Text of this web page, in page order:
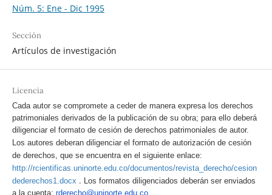
Núm. 5: Ene - Dic 1995
Sección
Artículos de investigación
Licencia
Cada autor se compromete a ceder de manera expresa los derechos
patrimoniales derivados de la publicación de su obra; para ello deberá
diligenciar el formato de cesión de derechos patrimoniales de autor.
Los autores deberan diligenciar el formato de autorización de cesión
de derechos, que se encuentra en el siguiente enlace:
http://rcientificas.uninorte.edu.co/documentos/revista_derecho/cesion
dederechos1.docx . Los formatos diligenciados deberán ser enviados
a la cuenta: rderecho@uninorte.edu.co